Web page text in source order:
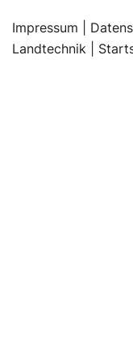
Impressum
Landtechnik |